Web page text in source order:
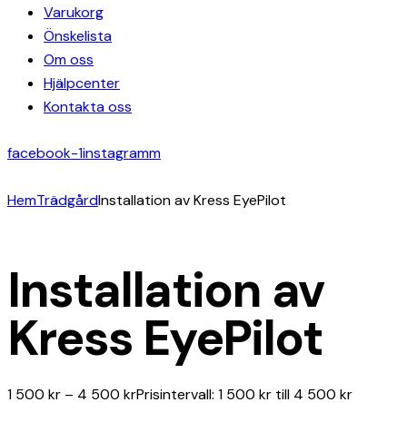
Varukorg
Önskelista
Om oss
Hjälpcenter
Kontakta oss
facebook-1instagramm
HemTrädgårdInstallation av Kress EyePilot
Installation av
Kress EyePilot
1 500 kr – 4 500 krPrisintervall: 1 500 kr till 4 500 kr